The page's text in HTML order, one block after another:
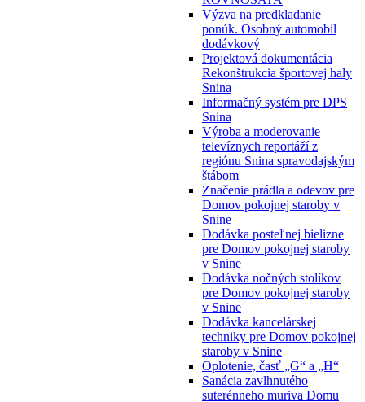
Výzva na predkladanie
ponúk. Osobný automobil
dodávkový
Projektová dokumentácia
Rekonštrukcia športovej haly
Snina
Informačný systém pre DPS
Snina
Výroba a moderovanie
televíznych reportáží z
regiónu Snina spravodajským
štábom
Značenie prádla a odevov pre
Domov pokojnej staroby v
Snine
Dodávka posteľnej bielizne
pre Domov pokojnej staroby
v Snine
Dodávka nočných stolíkov
pre Domov pokojnej staroby
v Snine
Dodávka kancelárskej
techniky pre Domov pokojnej
staroby v Snine
Oplotenie, časť „G“ a „H“
Sanácia zavlhnutého
suterénneho muriva Domu